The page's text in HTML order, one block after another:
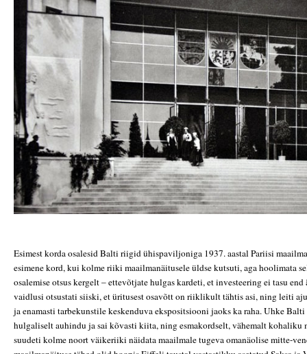
Esimest korda osalesid Balti riigid ühispaviljoniga 1937. aastal Pariisi
esimene kord, kui kolme riiki maailmanäitusele üldse kutsuti, aga hoolimata
osalemise otsus kergelt – ettevõtjate hulgas kardeti, et investeering ei tasu
vaidlusi otsustati siiski, et üritusest osavõtt on riiklikult tähtis asi, ning leiti
ja enamasti tarbekunstile keskenduva ekspositsiooni jaoks ka raha. Uhke
hulgaliselt auhindu ja sai kõvasti kiita, ning esmakordselt, vähemalt kohaliku
suudeti kolme noort väikeriiki näidata maailmale tugeva omanäolise mitte-